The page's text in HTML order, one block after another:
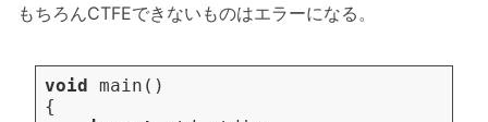
もちろんCTFEできないものはエラーになる。
void main ()
{